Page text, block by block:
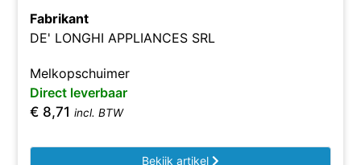
Fabrikant
DE' LONGHI APPLIANCES SRL
Melkopschuimer
Direct leverbaar
€ 8,71 incl. BTW
Bekijk artikel